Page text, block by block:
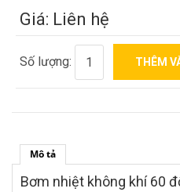
Giá: Liên hệ
Số lượng:
Mô tả
Bơm nhiệt không khí 60